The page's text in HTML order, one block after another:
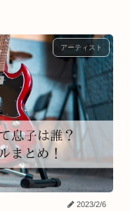
アーティスト
2023/2/6